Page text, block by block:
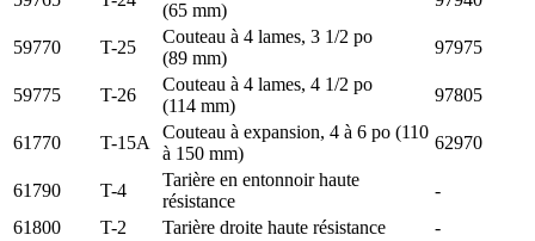
(65 mm)
59770 T-25
Couteau à 4 lames, 3 1/2 po
(89 mm)
97975
59775 T-26
Couteau à 4 lames, 4 1/2 po
(114 mm)
97805
61770 T-15A
Couteau à expansion, 4 à 6 po (110
à 150 mm)
62970
61790 T-4
Tarière en entonnoir haute
résistance
-
61800
T-2 Tarière droite haute résistance
-